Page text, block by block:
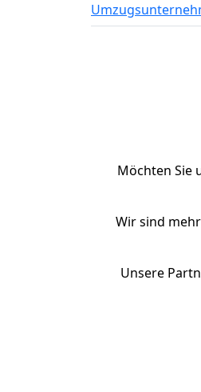
Möchten Sie
Wir sind
Unsere